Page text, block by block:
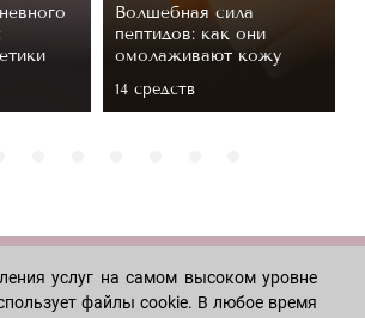
Волшебная сила
пептидов: как они
омолаживают кожу
14 средств
услуг на самом высоком уровне
файлы cookie. В любое время